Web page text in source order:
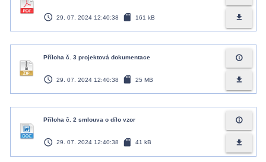
access_time 29. 07. 2024 12:40:38 sd_card 161 kB file_download
Příloha č. 3 projektová dokumentace
access_time 29. 07. 2024 12:40:38 sd_card 25 MB
info_outline
file_download
Příloha č. 2 smlouva o dílo vzor
access_time 29. 07. 2024 12:40:38 sd_card 41 kB
info_outline
file_download